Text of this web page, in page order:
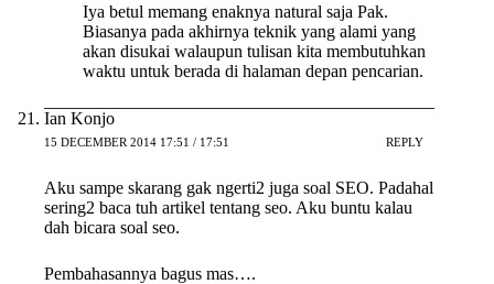
Iya betul memang enaknya natural saja Pak.
Biasanya pada akhirnya teknik yang alami yang
akan disukai walaupun tulisan kita membutuhkan
waktu untuk berada di halaman depan pencarian.
Ian Konjo
15 DECEMBER 2014 17:51 / 17:51 REPLY
Aku sampe skarang gak ngerti2 juga soal SEO. Padahal
sering2 baca tuh artikel tentang seo. Aku buntu kalau
dah bicara soal seo.
Pembahasannya bagus mas….